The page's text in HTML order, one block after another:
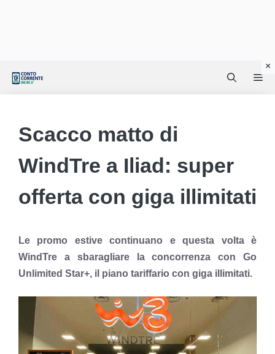
Scacco matto di
WindTre a Iliad: super
offerta con giga illimitati
Le promo estive continuano e questa volta è
WindTre a sbaragliare la concorrenza con Go
Unlimited Star+, il piano tariffario con giga illimitati.